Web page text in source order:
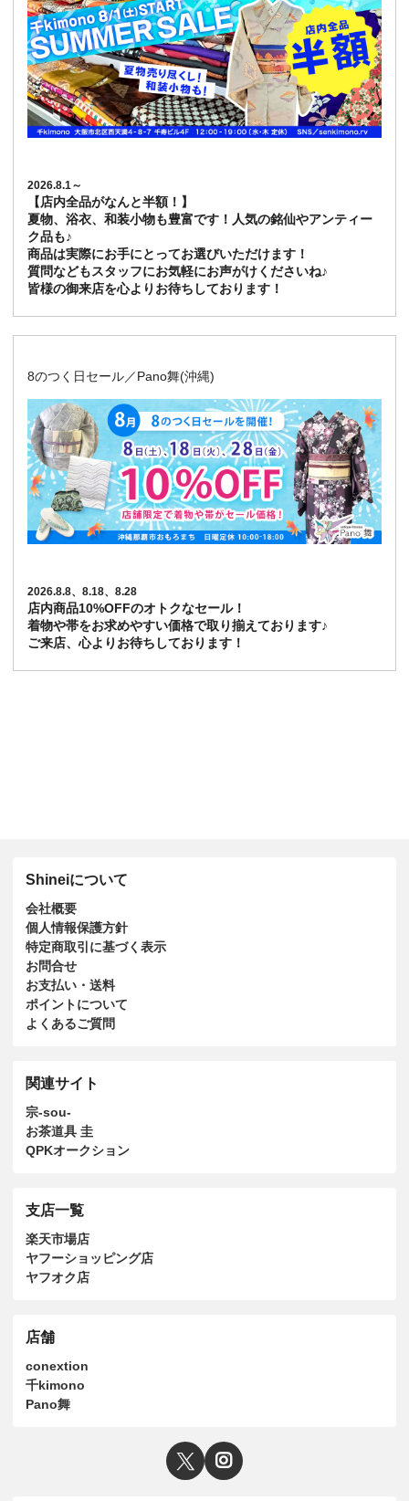
2026.8.1～
【店内全品がなんと半額！】
夏物、浴衣、和装小物も豊富です！人気の銘仙やアンティー
ク品も♪
商品は実際にお手にとってお選びいただけます！
質問などもスタッフにお気軽にお声がけくださいね♪
皆様の御来店を心よりお待ちしております！
8のつく日セール／Pano舞(沖縄)
2026.8.8、8.18、8.28
店内商品10%OFFのオトクなセール！
着物や帯をお求めやすい価格で取り揃えております♪
ご来店、心よりお待ちしております！
Shineiについて
会社概要
個人情報保護方針
特定商取引に基づく表示
お問合せ
お支払い・送料
ポイントについて
よくあるご質問
関連サイト
宗-sou-
お茶道具 圭
QPKオークション
支店一覧
楽天市場店
ヤフーショッピング店
ヤフオク店
店舗
conextion
千kimono
Pano舞